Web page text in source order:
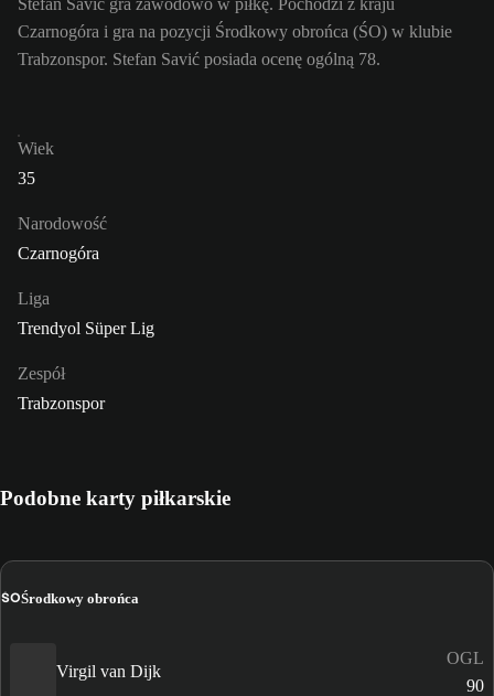
Stefan Savić gra zawodowo w piłkę. Pochodzi z kraju
Czarnogóra i gra na pozycji Środkowy obrońca (ŚO) w klubie
Trabzonspor. Stefan Savić posiada ocenę ogólną 78.
Wiek
35
Narodowość
Czarnogóra
Liga
Trendyol Süper Lig
Zespół
Trabzonspor
Podobne karty piłkarskie
ŚOŚrodkowy obrońca
Virgil van Dijk
OGL
90